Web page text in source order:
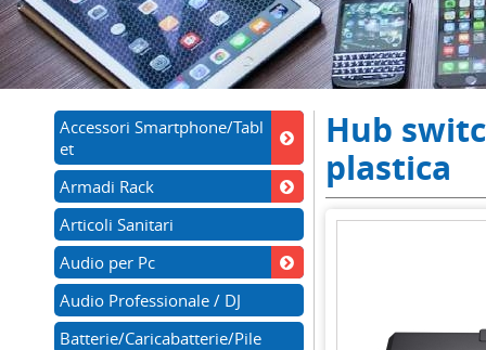
Hub
plastica
Accessori Smartphone/Tabl
et
Armadi Rack
Articoli Sanitari
Audio per Pc
Audio Professionale / DJ
Batterie/Caricabatterie/Pile